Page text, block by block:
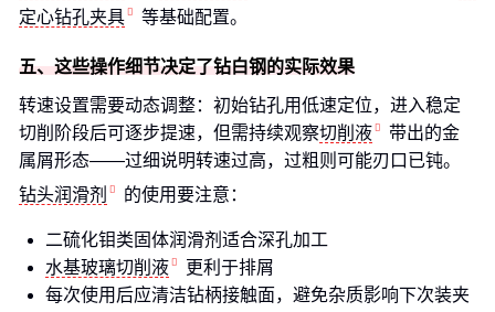
定心钻孔夹具
等基础配置。
五、这些操作细节决定了钻白钢的实际效果
转速设置需要动态调整：初始钻孔用低速定位，进入稳定
切削阶段后可逐步提速，但需持续观察切削液
带出的金
属屑形态——过细说明转速过高，过粗则可能刃口已钝。
钻头润滑剂
的使用要注意：
二硫化钼类固体润滑剂适合深孔加工
水基玻璃切削液
更利于排屑
每次使用后应清洁钻柄接触面，避免杂质影响下次装夹